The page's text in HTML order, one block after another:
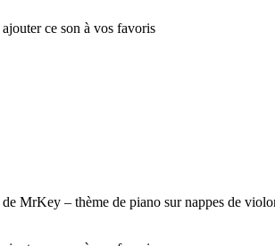
MrKey – thème de piano sur nappes de